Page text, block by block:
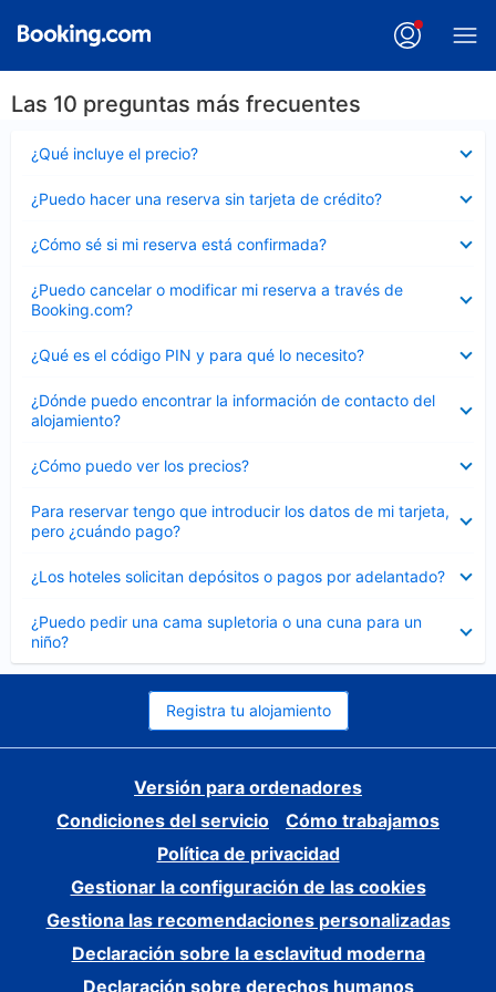
Las 10 preguntas más frecuentes
¿Qué incluye el precio?
cerrado
¿Puedo hacer una reserva sin tarjeta de crédito?
cerrado
¿Cómo sé si mi reserva está confirmada?
cerrado
¿Puedo cancelar o modificar mi reserva a través de
Booking.com?
cerrado
¿Qué es el código PIN y para qué lo necesito?
cerrado
¿Dónde puedo encontrar la información de contacto del
alojamiento?
cerrado
¿Cómo puedo ver los precios?
cerrado
Para reservar tengo que introducir los datos de mi tarjeta,
pero ¿cuándo pago?
cerrado
¿Los hoteles solicitan depósitos o pagos por adelantado?
cerrado
¿Puedo pedir una cama supletoria o una cuna para un
niño?
cerrado
Registra tu alojamiento
Versión para ordenadores
Condiciones del servicio
Cómo trabajamos
Política de privacidad
Gestionar la configuración de las cookies
Gestiona las recomendaciones personalizadas
Declaración sobre la esclavitud moderna
Declaración sobre derechos humanos